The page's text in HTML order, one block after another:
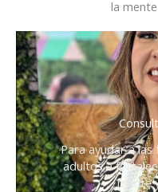
la
Para ayudar a las
adultos a
mente